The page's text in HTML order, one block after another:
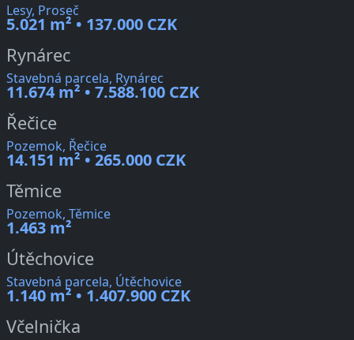
Lesy, Proseč
5.021 m² • 137.000 CZK
Rynárec
Stavebná parcela, Rynárec
11.674 m² • 7.588.100 CZK
Řečice
Pozemok, Řečice
14.151 m² • 265.000 CZK
Těmice
Pozemok, Těmice
1.463 m²
Útěchovice
Stavebná parcela, Útěchovice
1.140 m² • 1.407.900 CZK
Včelnička